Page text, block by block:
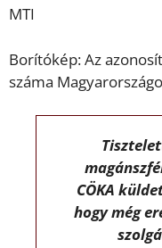
MTI
Borítókép:Az
száma
CÖKA
hogy még